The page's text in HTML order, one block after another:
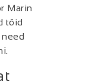
Marin
tõid